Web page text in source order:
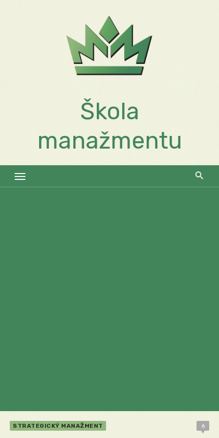
Škola
manažmentu
STRATEGICKÝ MANAŽMENT 6